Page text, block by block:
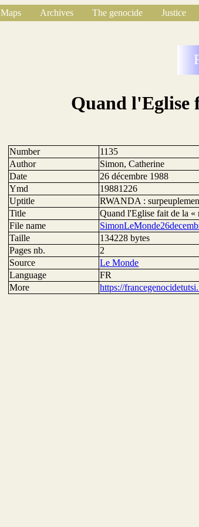
Maps Archives The genocide Justice
Quand l'Eglise
Number
1135
Author
Simon, Catherine
Date
26 décembre 1988
Ymd
19881226
Uptitle
RWANDA :
Title
Quand l'Eglise fait de la «
File name
Taille
134228 bytes
Pages nb.
2
Source
Le Monde
Language
FR
More
https://